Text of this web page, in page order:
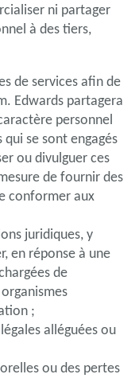
ni partager
à des tiers,
de services afin de
Edwards partagera
personnel
se sont engagés
ou divulguer ces
de fournir des
conformer aux
juridiques, y
en réponse à une
de
;
alléguées ou
ou des pertes